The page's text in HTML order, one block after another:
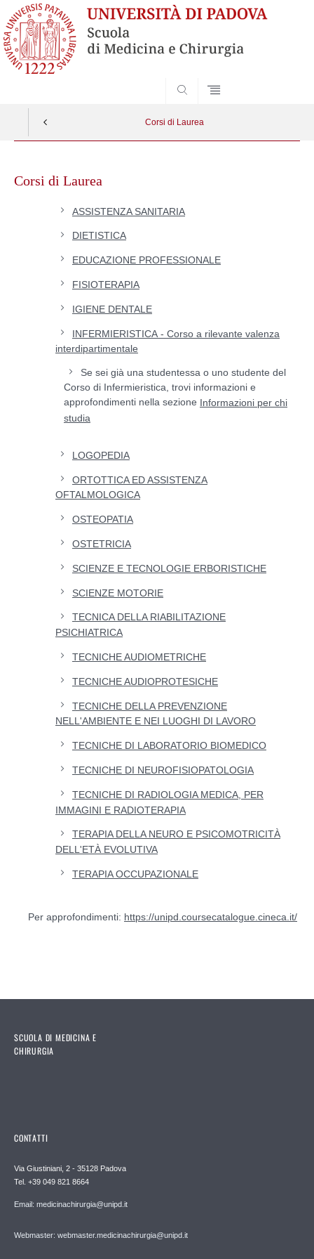
Corsi di Laurea
contentCorsi di Laurea
ASSISTENZA SANITARIA
DIETISTICA
EDUCAZIONE PROFESSIONALE
FISIOTERAPIA
IGIENE DENTALE
INFERMIERISTICA - Corso a rilevante valenza
interdipartimentale
Se sei già una studentessa o uno studente del
Corso di Infermieristica, trovi informazioni e
approfondimenti nella sezione Informazioni per chi
studia
LOGOPEDIA
ORTOTTICA ED ASSISTENZA
OFTALMOLOGICA
OSTEOPATIA
OSTETRICIA
SCIENZE E TECNOLOGIE ERBORISTICHE
SCIENZE MOTORIE
TECNICA DELLA RIABILITAZIONE
PSICHIATRICA
TECNICHE AUDIOMETRICHE
TECNICHE AUDIOPROTESICHE
TECNICHE DELLA PREVENZIONE
NELL'AMBIENTE E NEI LUOGHI DI LAVORO
TECNICHE DI LABORATORIO BIOMEDICO
TECNICHE DI NEUROFISIOPATOLOGIA
TECNICHE DI RADIOLOGIA MEDICA, PER
IMMAGINI E RADIOTERAPIA
TERAPIA DELLA NEURO E PSICOMOTRICITÀ
DELL'ETÀ EVOLUTIVA
TERAPIA OCCUPAZIONALE
Per approfondimenti: https://unipd.coursecatalogue.cineca.it/
SCUOLA DI MEDICINA E
CHIRURGIA
CONTATTI
Via Giustiniani, 2 - 35128 Padova
Tel. +39 049 821 8664
Email: medicinachirurgia@unipd.it
Webmaster: webmaster.medicinachirurgia@unipd.it